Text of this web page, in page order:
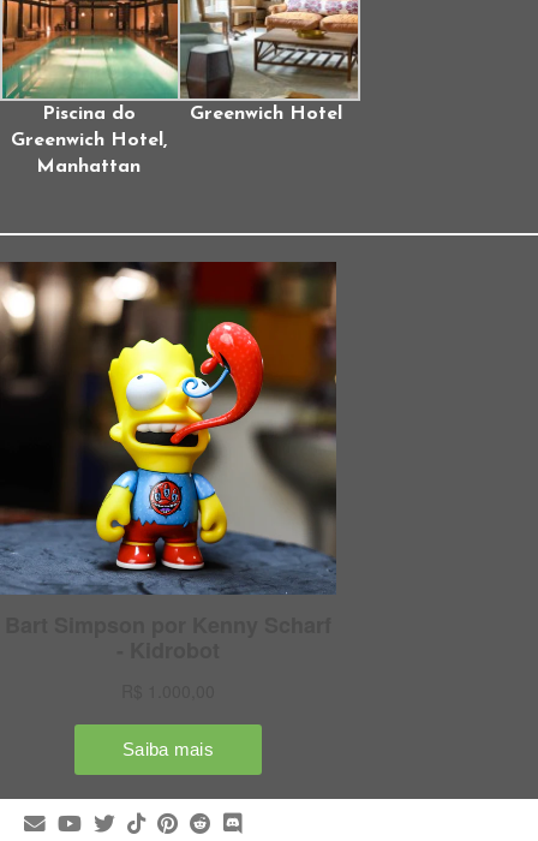
Piscina do
Greenwich Hotel,
Manhattan
Greenwich Hotel